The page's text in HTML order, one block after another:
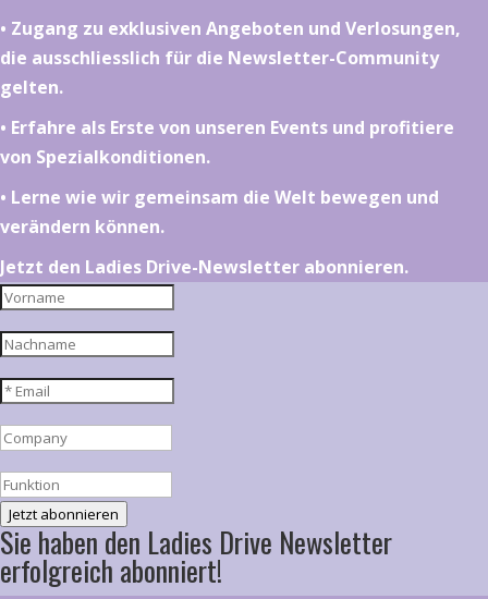
•⁠ ⁠⁠Zugang zu exklusiven Angeboten und Verlosungen,
die ausschliesslich für die Newsletter-Community
gelten.
•⁠ ⁠⁠Erfahre als Erste von unseren Events und profitiere
von Spezialkonditionen.
•⁠ ⁠⁠Lerne wie wir gemeinsam die Welt bewegen und
verändern können.
Jetzt den Ladies Drive-Newsletter abonnieren.
Jetzt abonnieren
Sie haben den Ladies Drive Newsletter
erfolgreich abonniert!